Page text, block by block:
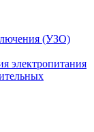
(УЗО)
электропитания